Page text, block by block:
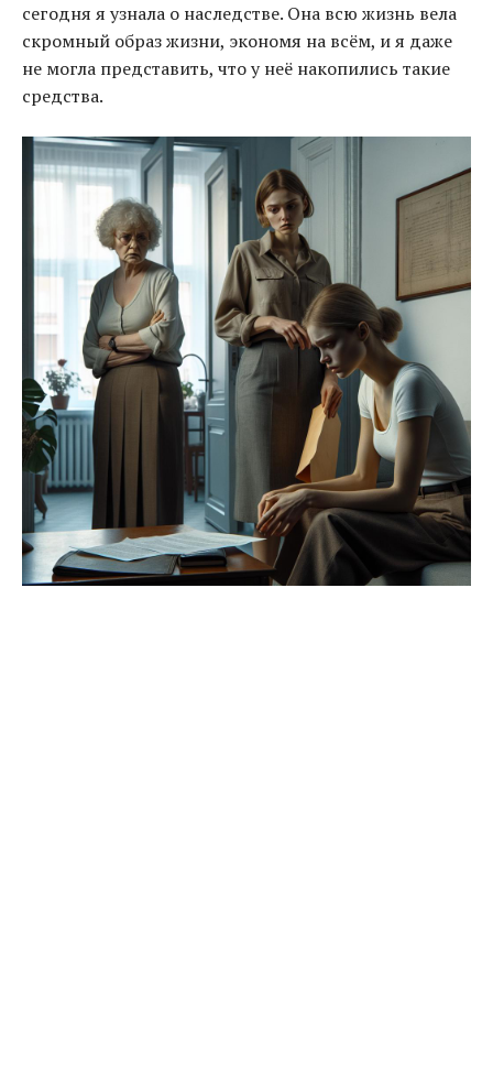
сегодня я узнала о наследстве. Она всю жизнь вела
скромный образ жизни, экономя на всём, и я даже
не могла представить, что у неё накопились такие
средства.